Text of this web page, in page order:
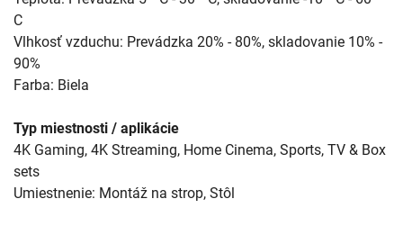
C
Vlhkosť vzduchu: Prevádzka 20% - 80%, skladovanie 10% -
90%
Farba: Biela
Typ miestnosti / aplikácie
4K Gaming, 4K Streaming, Home Cinema, Sports, TV & Box
sets
Umiestnenie: Montáž na strop, Stôl